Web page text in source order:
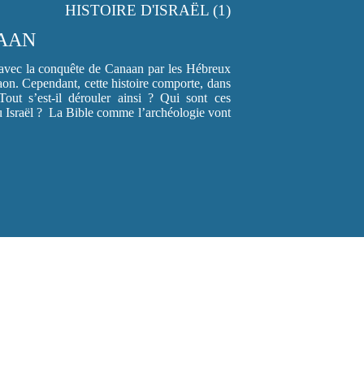
HISTOIRE D'ISRAËL (1)
la conquête de Canaan par les Hébreux
Cependant, cette histoire comporte, dans
s’est-il dérouler ainsi ? Qui sont ces
Israël ? La Bible comme l’archéologie vont